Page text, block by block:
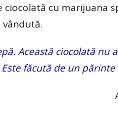
ciocolată cu marijuana
Această ciocolată
făcută de un